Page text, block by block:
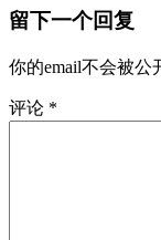
留下一个回复
你的email不会被公
评论 *